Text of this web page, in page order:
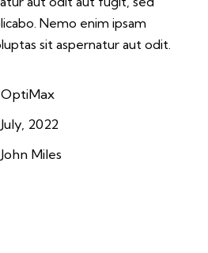
Nemo enim ipsam
sit aspernatur aut odit.
OptiMax
July, 2022
John Miles